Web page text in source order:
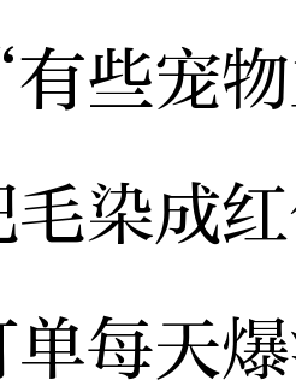
宠物
毛染成
单每天